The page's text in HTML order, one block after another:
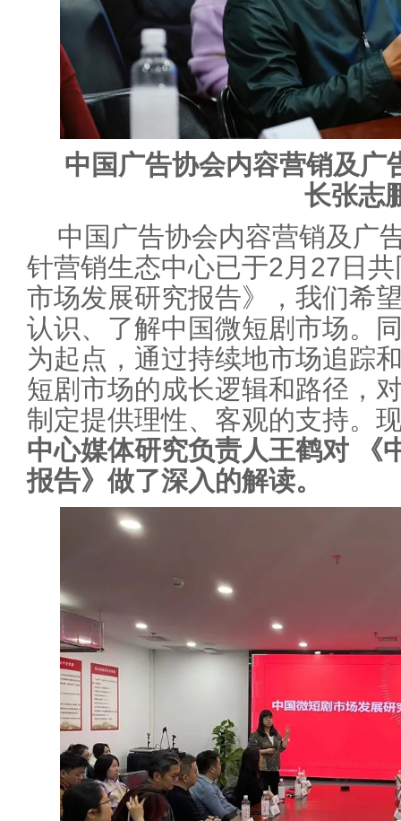
中国广告协会内容营销及广
长张志
中国广告协会内容营销及广
针营销生态中心已于2月27日
市场发展研究报告》，我们希
认识、了解中国微短剧市场。
为起点，通过持续地市场追踪
短剧市场的成长逻辑和路径，
制定提供理性、客观的支持。
中心媒体研究负责人王鹤对 《
报告》做了深入的解读。